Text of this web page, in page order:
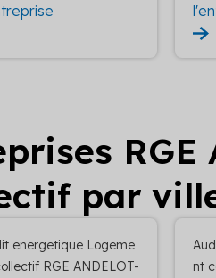
par
energetique Logeme
RGE ANDELOT-
nt